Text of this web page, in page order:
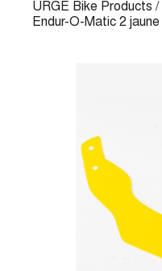
URGE Bike Products /
Endur-O-Matic 2 jaune